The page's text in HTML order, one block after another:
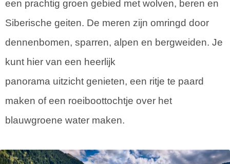
een prachtig groen gebied met wolven, beren en
Siberische geiten. De meren zijn omringd door
dennenbomen, sparren, alpen en bergweiden. Je
kunt hier van een heerlijk
panorama uitzicht genieten, een ritje te paard
maken of een roeiboottochtje over het
blauwgroene water maken.